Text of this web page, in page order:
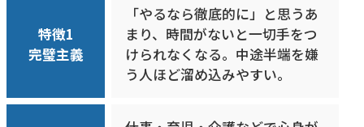
特徴1
完璧主義
「やるなら徹底的に」と思うあ
まり、時間がないと一切手をつ
けられなくなる。中途半端を嫌
う人ほど溜め込みやすい。